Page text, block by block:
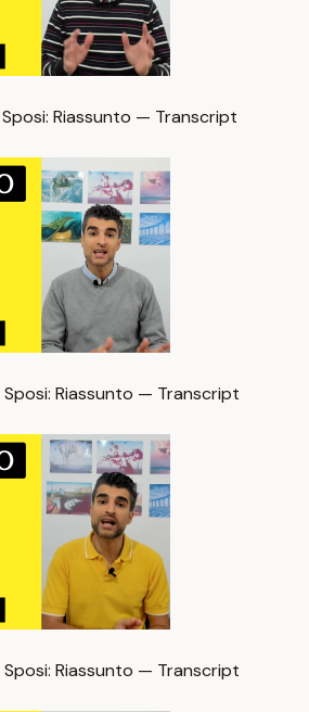
Riassunto — Transcript
Riassunto — Transcript
Riassunto — Transcript